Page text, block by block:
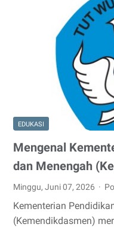
dan
Teknologi
EDUKASI
Mengenal
dan Menengah
Minggu, Juni 07, 2026
Kementerian
(Kemendikdasmen)